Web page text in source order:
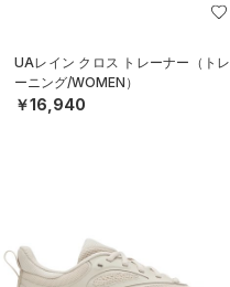
UAレイン クロス トレーナー（トレ
ーニング/WOMEN）
￥16,940